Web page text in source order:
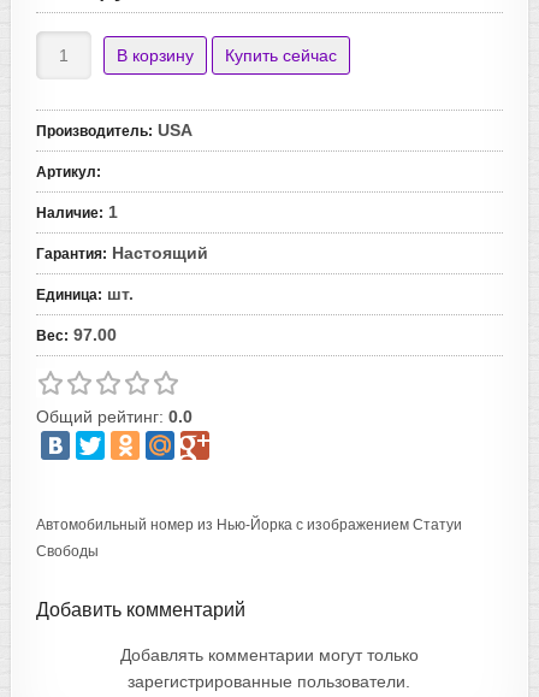
Производитель: USA
Артикул:
Наличие: 1
Гарантия: Настоящий
Единица: шт.
Вес: 97.00
Общий рейтинг: 0.0
Автомобильный номер из Нью-Йорка с изображением Статуи
Свободы
Добавить комментарий
Добавлять комментарии могут только
зарегистрированные пользователи.